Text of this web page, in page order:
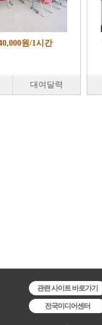
원/1시간
대여달력
관련 사이트 바로가기
전국미디어센터